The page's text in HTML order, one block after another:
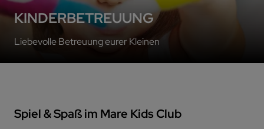
KINDERBETREUUNG
Liebevolle Betreuung eurer Kleinen
Spiel & Spaß im Mare Kids Club